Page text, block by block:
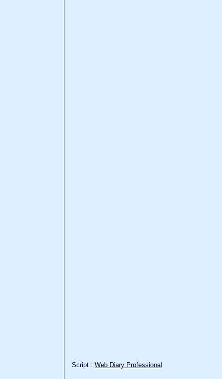
Script : Web Diary Professional